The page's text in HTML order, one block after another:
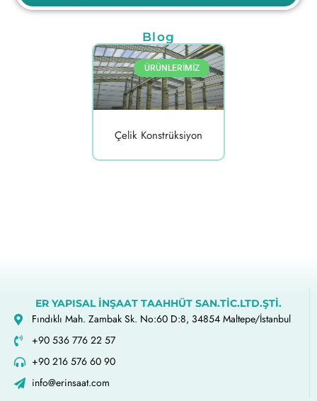
Blog
ÜRÜNLERİMİZ
Çelik Konstrüksiyon
ER YAPISAL İNŞAAT TAAHHÜT SAN.TİC.LTD.ŞTİ.
Fındıklı Mah. Zambak Sk. No:60 D:8, 34854 Maltepe/İstanbul
+90 536 776 22 57
+90 216 576 60 90
info@erinsaat.com